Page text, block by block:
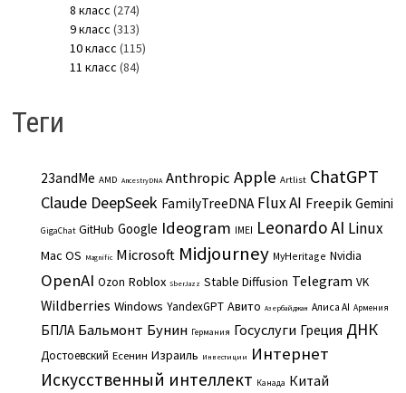
8 класс (274)
9 класс (313)
10 класс (115)
11 класс (84)
Теги
23andMe AMD AncestryDNA Anthropic Apple Artlist ChatGPT
Claude DeepSeek FamilyTreeDNA Flux AI Freepik Gemini
GigaChat GitHub Google Ideogram IMEI Leonardo AI Linux
Mac OS Magnific Microsoft Midjourney MyHeritage Nvidia
OpenAI Ozon Roblox SberJazz Stable Diffusion Telegram VK
Wildberries Windows YandexGPT Авито Азербайджан Алиса AI Армения
БПЛА Бальмонт Бунин Германия Госуслуги Греция ДНК
Достоевский Есенин Израиль Инвестиции Интернет
Искусственный интеллект Канада Китай